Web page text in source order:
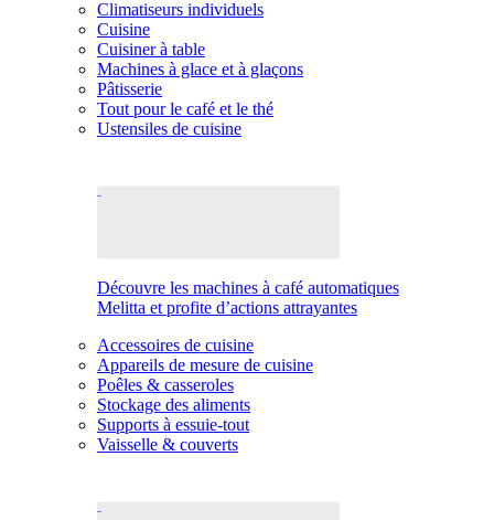
Climatiseurs individuels
Cuisine
Cuisiner à table
Machines à glace et à glaçons
Pâtisserie
Tout pour le café et le thé
Ustensiles de cuisine
Découvre les machines à café automatiques
Melitta et profite d’actions attrayantes
Accessoires de cuisine
Appareils de mesure de cuisine
Poêles & casseroles
Stockage des aliments
Supports à essuie-tout
Vaisselle & couverts